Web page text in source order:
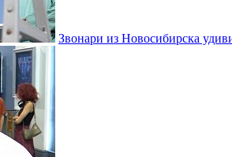
Звонари из Новосибирска